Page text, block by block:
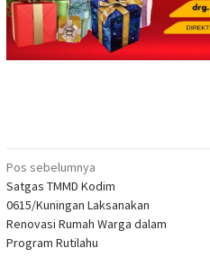
Navigasi
pos
Pos sebelumnya
Satgas TMMD Kodim
0615/Kuningan Laksanakan
Renovasi Rumah Warga dalam
Program Rutilahu